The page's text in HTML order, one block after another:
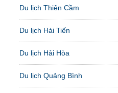
Du lịch Thiên Cầm
Du lịch Hải Tiến
Du lịch Hải Hòa
Du lịch Quảng Bình